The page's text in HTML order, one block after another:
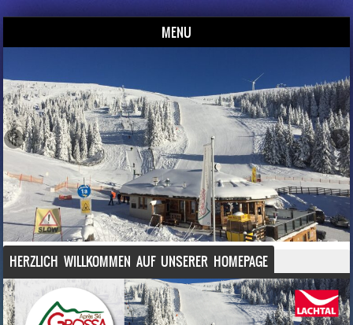
2023
Grossa Almstadl – Après Ski Bar im Lachtal
Empfohlen
MENU
HERZLICH WILLKOMMEN AUF UNSERER HOMEPAGE